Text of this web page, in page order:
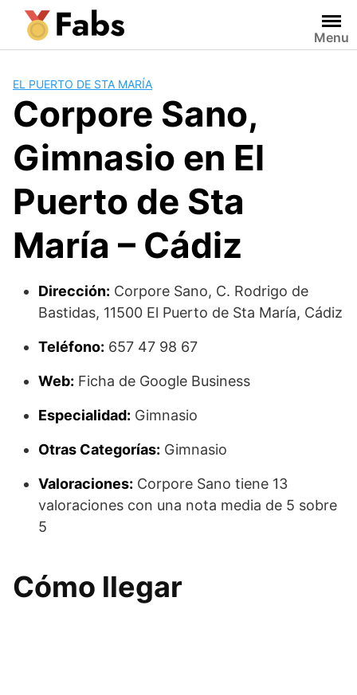
Saltar
contenido
Menu
EL PUERTO DE STA MARÍA
Corpore Sano,
Gimnasio en El
Puerto de Sta
María – Cádiz
Dirección: Corpore Sano, C. Rodrigo de
Bastidas, 11500 El Puerto de Sta María, Cádiz
Teléfono: 657 47 98 67
Web: Ficha de Google Business
Especialidad: Gimnasio
Otras Categorías: Gimnasio
Valoraciones: Corpore Sano tiene 13
valoraciones con una nota media de 5 sobre
5
Cómo llegar